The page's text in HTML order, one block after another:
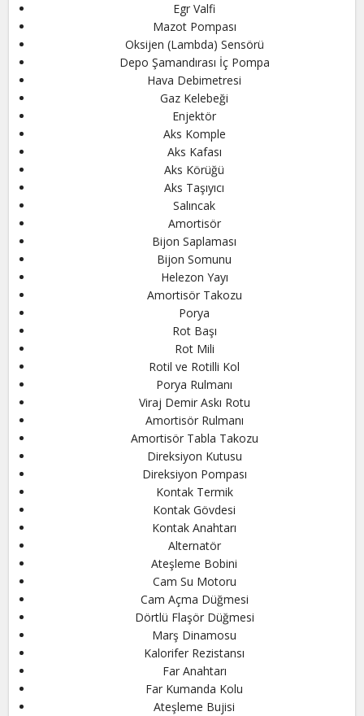
Egr Valfi
Mazot Pompası
Oksijen (Lambda) Sensörü
Depo Şamandırası İç Pompa
Hava Debimetresi
Gaz Kelebeği
Enjektör
Aks Komple
Aks Kafası
Aks Körüğü
Aks Taşıyıcı
Salıncak
Amortisör
Bijon Saplaması
Bijon Somunu
Helezon Yayı
Amortisör Takozu
Porya
Rot Başı
Rot Mili
Rotil ve Rotilli Kol
Porya Rulmanı
Viraj Demir Askı Rotu
Amortisör Rulmanı
Amortisör Tabla Takozu
Direksiyon Kutusu
Direksiyon Pompası
Kontak Termik
Kontak Gövdesi
Kontak Anahtarı
Alternatör
Ateşleme Bobini
Cam Su Motoru
Cam Açma Düğmesi
Dörtlü Flaşör Düğmesi
Marş Dinamosu
Kalorifer Rezistansı
Far Anahtarı
Far Kumanda Kolu
Ateşleme Bujisi